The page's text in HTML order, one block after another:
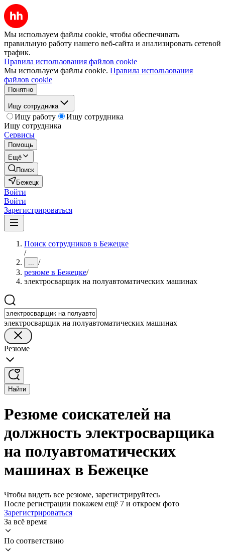
Мы используем файлы cookie, чтобы обеспечивать
правильную работу нашего веб-сайта и анализировать сетевой
трафик.
Правила использования файлов cookie
Мы используем файлы cookie. Правила использования
файлов cookie
Понятно
Ищу сотрудника
Ищу работу
Ищу сотрудника
Ищу сотрудника
Сервисы
Помощь
Ещё
Поиск
Бежецк
Войти
Войти
Зарегистрироваться
Поиск сотрудников в Бежецке
/
... /
резюме в Бежецке/
электросварщик на полуавтоматических машинах
электросварщик на полуавтоматических машинах
Резюме
Найти
Резюме соискателей на
должность электросварщика
на полуавтоматических
машинах в Бежецке
Чтобы видеть все резюме, зарегистрируйтесь
После регистрации покажем ещё 7 и откроем фото
Зарегистрироваться
За всё время
По соответствию